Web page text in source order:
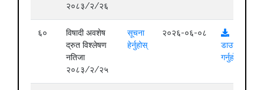
२०८३/२/२६
६०
विषादी अवशेष
द्रुत विश्लेषण
नतिजा
२०८३/२/२५
सूचना
हेर्नुहोस्
२०२६-०६-०८
डाउनलोड
गर्नुहोस्